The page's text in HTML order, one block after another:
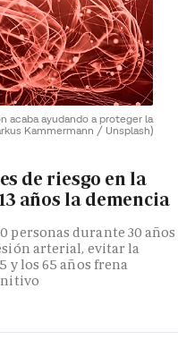
acaba ayudando a proteger la
Kammermann / Unsplash)
de riesgo en la
años la demencia
personas durante 30 años
arterial, evitar la
y los 65 años frena